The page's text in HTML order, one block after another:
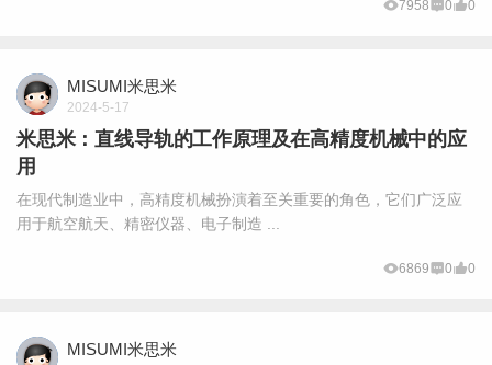
7958 0 0
MISUMI米思米
2024-5-17
米思米：直线导轨的工作原理及在高精度机械中的应
用
在现代制造业中，高精度机械扮演着至关重要的角色，它们广泛应
用于航空航天、精密仪器、电子制造 ...
6869 0 0
MISUMI米思米